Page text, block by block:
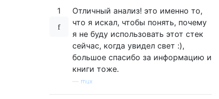
1
Отличный анализ! это именно то,
что я искал, чтобы понять, почему
я не буду использовать этот стек
сейчас, когда увидел свет :),
большое спасибо за информацию и
книги тоже.
mux